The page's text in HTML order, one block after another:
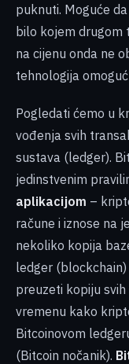
puknuti. Moguće
bilo kojem drugom
na cijenu onda ne
tehnologija
Pogledati ćemo u
vođenja svih
sustava (ledger).
jedinstvenim
aplikacijom –
račune i iznose na
nekoliko kopija
ledger (blockchain)
preuzeti kopiju
vremenu kako
Bitcoinovom
(Bitcoin nočanik).